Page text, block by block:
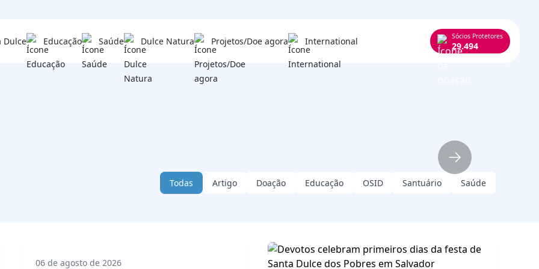
Dulce Educação Saúde Dulce Natura Projetos/Doe agora International Sócios Protetores
29.494
virtual e cortejos marcam fim de
a Santa Dulce dos Pobres em
especial de presente durante a festa
dias da festa de Santa Dulce dos
Todas Artigo Doação Educação OSID Santuário Saúde
06 de agosto de 2026